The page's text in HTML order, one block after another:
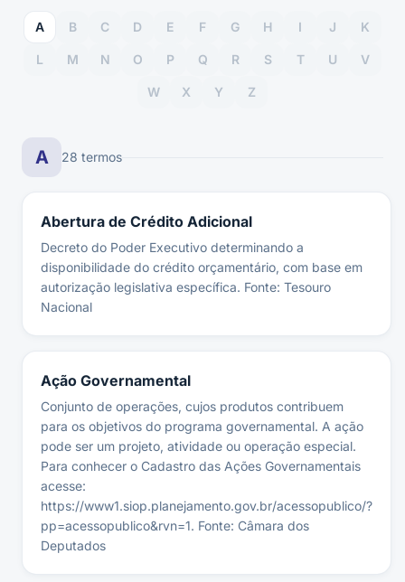
A B C D E F G H I J K
L M N O P Q R S T U V
W X Y Z
A 28 termos
Abertura de Crédito Adicional
Decreto do Poder Executivo determinando a
disponibilidade do crédito orçamentário, com base em
autorização legislativa específica. Fonte: Tesouro
Nacional
Ação Governamental
Conjunto de operações, cujos produtos contribuem
para os objetivos do programa governamental. A ação
pode ser um projeto, atividade ou operação especial.
Para conhecer o Cadastro das Ações Governamentais
acesse:
https://www1.siop.planejamento.gov.br/acessopublico/?
pp=acessopublico&rvn=1. Fonte: Câmara dos
Deputados